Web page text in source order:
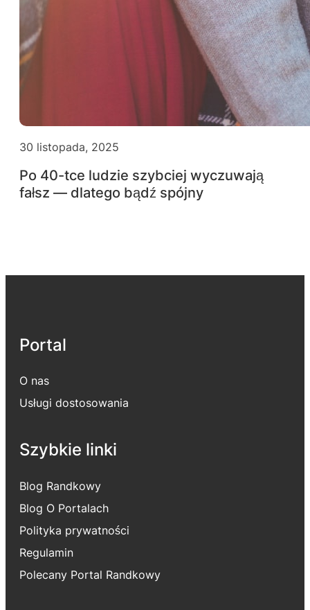
30 listopada, 2025
Po 40-tce ludzie szybciej wyczuwają
fałsz — dlatego bądź spójny
Portal
O nas
Usługi dostosowania
Szybkie linki
Blog Randkowy
Blog O Portalach
Polityka prywatności
Regulamin
Polecany Portal Randkowy